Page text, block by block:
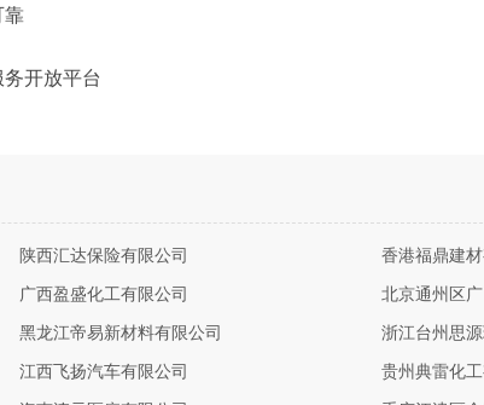
靠
开放平台
陕西汇达保险有限公司 香港福鼎建材
广西盈盛化工有限公司 北京通州区
黑龙江帝易新材料有限公司 浙江台州思
江西飞扬汽车有限公司 贵州典雷化工